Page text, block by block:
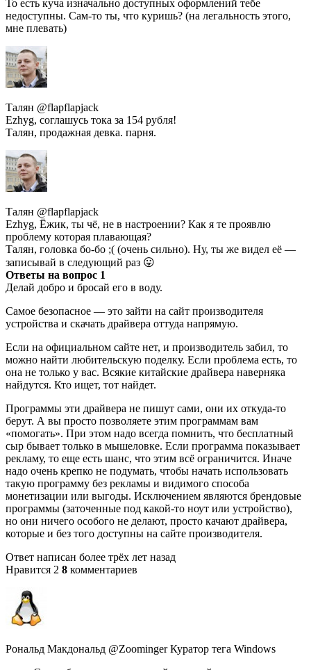
То есть куча изначально доступных оформлений тебе
недоступны. Сам-то ты, что куришь? (на легальность этого,
мне плевать)
Талян @flapflapjack
Ezhyg, соглашусь тока за 154 рубля!
Талян, продажная девка. парня.
Талян @flapflapjack
Ezhyg, Ёжик, ты чё, не в настроении? Как я те проявлю
проблему которая плавающая?
Талян, головка бо-бо ;( (очень сильно). Ну, ты же видел её —
записывай в следующий раз 😛
Ответы на вопрос 1
Делай добро и бросай его в воду.
Самое безопасное — это зайти на сайт производителя
устройства и скачать драйвера оттуда напрямую.
Если на официальном сайте нет, и производитель забил, то
можно найти любительскую поделку. Если проблема есть, то
она не только у вас. Всякие китайские драйвера наверняка
найдутся. Кто ищет, тот найдет.
Программы эти драйвера не пишут сами, они их откуда-то
берут. А вы просто позволяете этим программам вам
«помогать». При этом надо всегда помнить, что бесплатный
сыр бывает только в мышеловке. Если программа показывает
рекламу, то еще есть шанс, что этим всё ограничится. Иначе
надо очень крепко не подумать, чтобы начать использовать
такую программу без рекламы и видимого способа
монетизации или выгоды. Исключением являются брендовые
программы (заточенные под какой-то ноут или устройство),
но они ничего особого не делают, просто качают драйвера,
которые и без того доступны на сайте производителя.
Ответ написан более трёх лет назад
Нравится 2 8 комментариев
Рональд Макдональд @Zoominger Куратор тега Windows